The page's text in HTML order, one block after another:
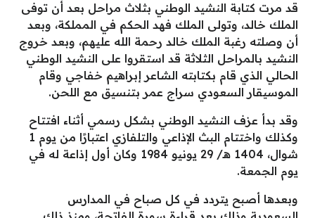
قد مرت كتابة النشيد الوطني بثلاث مراحل بعد أن توفى
الملك خالد، وتولى الملك فهد الحكم في المملكة، وبعد
أن وصلته رغبة الملك خالد رحمة الله عليهم، وبعد خروج
النشيد بالمراحل الثلاثة قد استقروا على النشيد الوطني
الحالي الذي قام بكتابته الشاعر إبراهيم خفاجي وقام
الموسيقار السعودي سراج عمر بتنسيق مع اللحن.
وقد بدأ عزف النشيد الوطني بشكل رسمي أثناء افتتاح
وكذلك واختتام البث الإذاعي والتلفازي اعتبارًا من يوم 1
شوال، 1404 هـ/ 29 يونيو 1984 وكان أول إذاعة له في
يوم الجمعة.
وبعدها أصبح يتردد في كل صباح في المدارس